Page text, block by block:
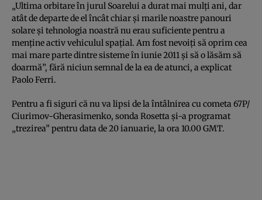
„Ultima orbitare în jurul Soarelui a durat mai mulţi ani, dar
atât de departe de el încât chiar şi marile noastre panouri
solare şi tehnologia noastră nu erau suficiente pentru a
menţine activ vehiculul spaţial. Am fost nevoiţi să oprim cea
mai mare parte dintre sisteme în iunie 2011 şi să o lăsăm să
doarmă”, fără niciun semnal de la ea de atunci, a explicat
Paolo Ferri.
Pentru a fi siguri că nu va lipsi de la întâlnirea cu cometa 67P/
Ciurimov-Gherasimenko, sonda Rosetta şi-a programat
„trezirea” pentru data de 20 ianuarie, la ora 10.00 GMT.